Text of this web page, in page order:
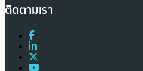
ติดตามเรา